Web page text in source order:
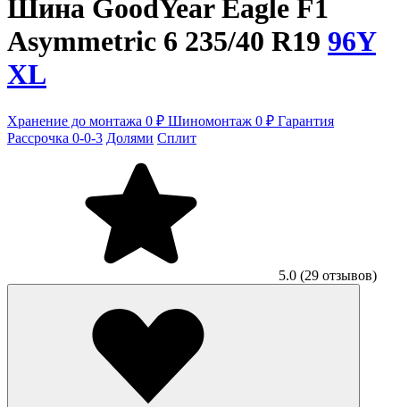
Шина GoodYear Eagle F1
Asymmetric 6 235/40 R19 96Y
XL
Хранение до монтажа 0 ₽ Шиномонтаж 0 ₽ Гарантия
Рассрочка 0-0-3 Долями Сплит
5.0 (29 отзывов)